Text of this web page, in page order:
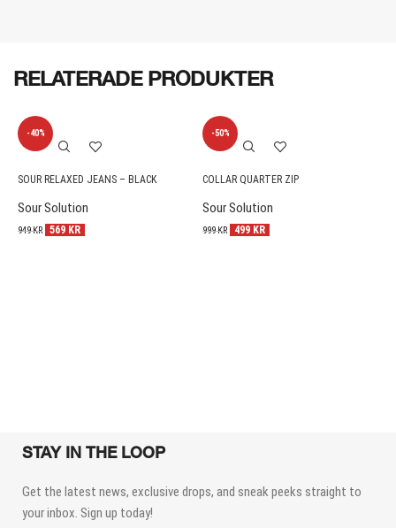
RELATERADE PRODUKTER
-40%
SOUR RELAXED JEANS – BLACK
Sour Solution
949KR 569 KR
-50%
COLLAR QUARTER ZIP
Sour Solution
999KR 499 KR
STAY IN THE LOOP
Get the latest news, exclusive drops, and sneak peeks straight to
your inbox. Sign up today!